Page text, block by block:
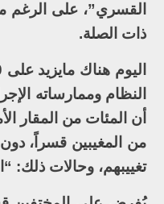
القسري”، على الرغم
ذات الصلة.
النظام وممارساته
أن المئات من المقار
من المغيبين قسراً،
تغييبهم، وحالات ذلك: